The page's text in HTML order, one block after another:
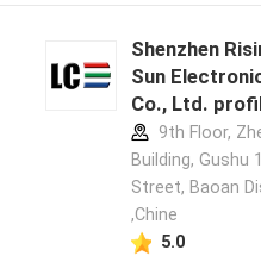
Shenzhen
Sun
Co., Ltd.
9th Floor,
Building, Gushu
Street, Baoan
,Chine
5.0